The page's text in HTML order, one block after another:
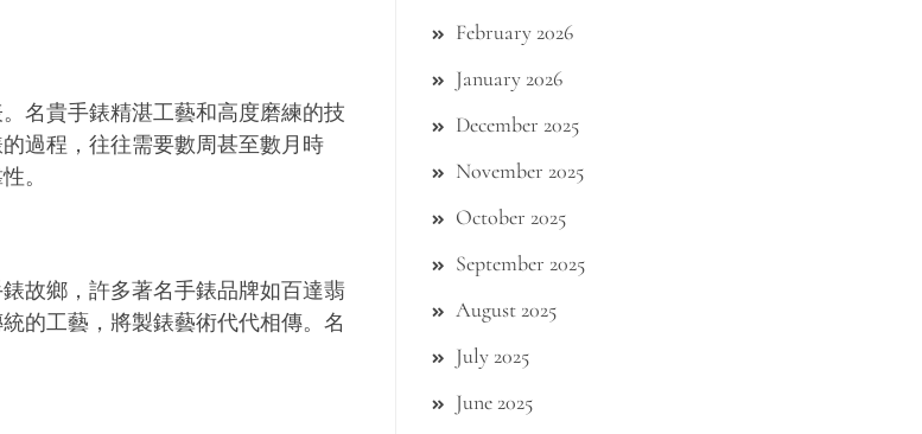
名貴手錶精湛工藝和高度磨練的技
過程，往往需要數周甚至數月時
。
故鄉，許多著名手錶品牌如百達翡
的工藝，將製錶藝術代代相傳。名
February 2026
January 2026
December 2025
November 2025
October 2025
September 2025
August 2025
July 2025
June 2025